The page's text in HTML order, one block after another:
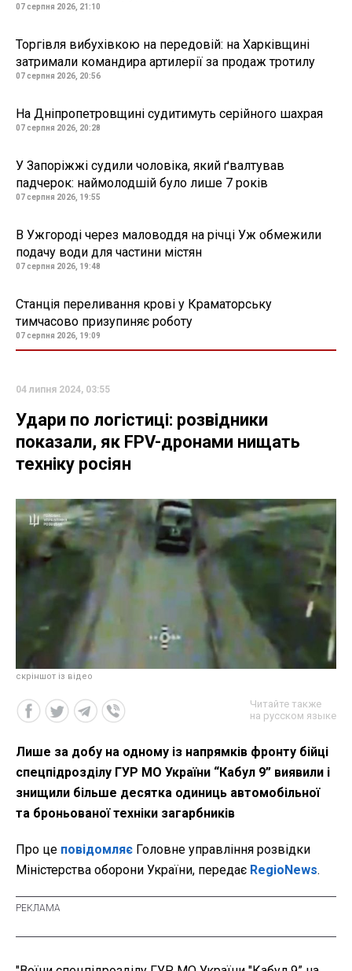
07 серпня 2026, 21:10
Торгівля вибухівкою на передовій: на Харківщині
затримали командира артилерії за продаж тротилу
07 серпня 2026, 20:56
На Дніпропетровщині судитимуть серійного шахрая
07 серпня 2026, 20:28
У Запоріжжі судили чоловіка, який ґвалтував
падчерок: наймолодшій було лише 7 років
07 серпня 2026, 19:55
В Ужгороді через маловоддя на річці Уж обмежили
подачу води для частини містян
07 серпня 2026, 19:48
Станція переливання крові у Краматорську
тимчасово призупиняє роботу
07 серпня 2026, 19:09
04 липня 2024, 03:55
Удари по логістиці: розвідники
показали, як FPV-дронами нищать
техніку росіян
скріншот із відео
Читайте также
на русском языке
Лише за добу на одному із напрямків фронту бійці
спецпідрозділу ГУР МО України “Кабул 9” виявили і
знищили більше десятка одиниць автомобільної
та броньованої техніки загарбників
Про це повідомляє Головне управління розвідки
Міністерства оборони України, передає RegioNews.